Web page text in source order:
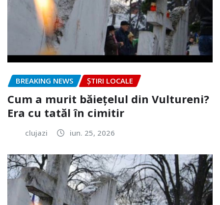
BREAKING NEWS ȘTIRI LOCALE
Cum a murit băiețelul din Vultureni?
Era cu tatăl în cimitir
clujazi iun. 25, 2026